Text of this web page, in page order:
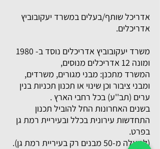
אדריכל שותף/בעלים במשרד יעקובוביץ
אדריכלים.
משרד יעקובוביץ אדריכלים נוסד ב- 1980
ומונה 12 אדריכלים מנוסים,
המשרד מתכנן: מבני מגורים, משרדים,
ומבני ציבור וכן שינוי או תכנון תכניות בנין
ערים (תב''ע) בכל רחבי הארץ .
בשנים האחרונות החל להוביל תכנון
התחדשות עירונית בכלל ובעיריית רמת גן
בפרט.
(למעלה מ-50 מבנים רק בעיריית רמת גן).